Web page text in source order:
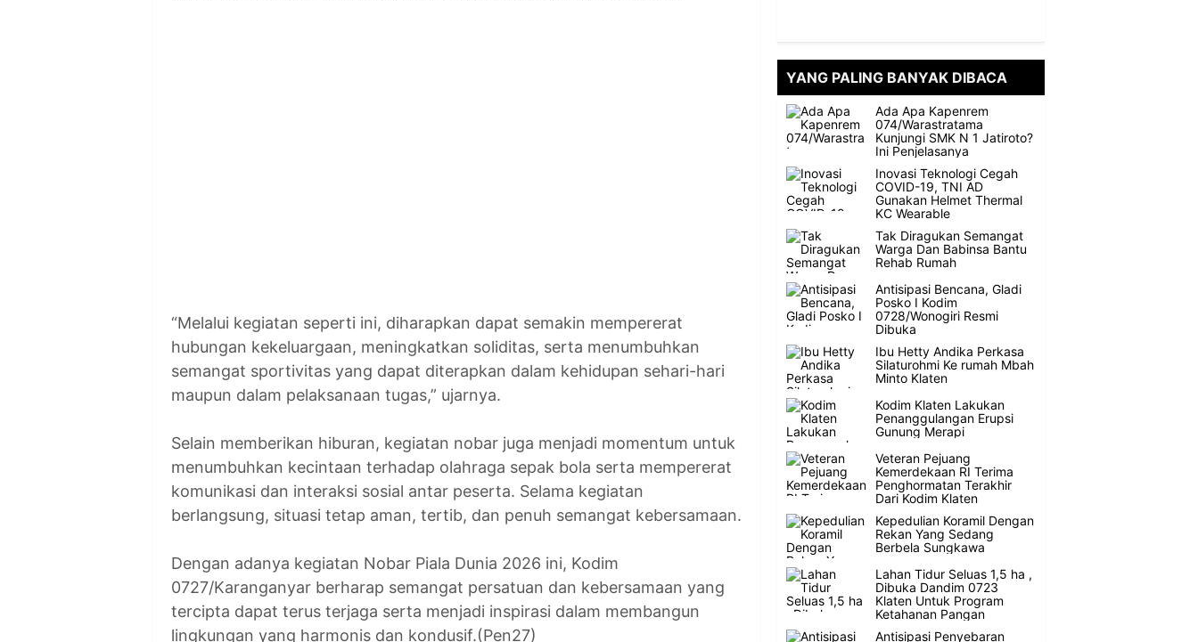
“Melalui kegiatan seperti ini, diharapkan dapat semakin mempererat
hubungan kekeluargaan, meningkatkan soliditas, serta menumbuhkan
semangat sportivitas yang dapat diterapkan dalam kehidupan sehari-hari
maupun dalam pelaksanaan tugas,” ujarnya.
Selain memberikan hiburan, kegiatan nobar juga menjadi momentum untuk
menumbuhkan kecintaan terhadap olahraga sepak bola serta mempererat
komunikasi dan interaksi sosial antar peserta. Selama kegiatan
berlangsung, situasi tetap aman, tertib, dan penuh semangat kebersamaan.
Dengan adanya kegiatan Nobar Piala Dunia 2026 ini, Kodim
0727/Karanganyar berharap semangat persatuan dan kebersamaan yang
tercipta dapat terus terjaga serta menjadi inspirasi dalam membangun
lingkungan yang harmonis dan kondusif.(Pen27)
YANG PALING BANYAK DIBACA
Ada Apa Kapenrem
074/Warastratama
Kunjungi SMK N 1 Jatiroto?
Ini Penjelasanya
Inovasi Teknologi Cegah
COVID-19, TNI AD
Gunakan Helmet Thermal
KC Wearable
Tak Diragukan Semangat
Warga Dan Babinsa Bantu
Rehab Rumah
Antisipasi Bencana, Gladi
Posko I Kodim
0728/Wonogiri Resmi
Dibuka
Ibu Hetty Andika Perkasa
Silaturohmi Ke rumah Mbah
Minto Klaten
Kodim Klaten Lakukan
Penanggulangan Erupsi
Gunung Merapi
Veteran Pejuang
Kemerdekaan RI Terima
Penghormatan Terakhir
Dari Kodim Klaten
Kepedulian Koramil Dengan
Rekan Yang Sedang
Berbela Sungkawa
Lahan Tidur Seluas 1,5 ha ,
Dibuka Dandim 0723
Klaten Untuk Program
Ketahanan Pangan
Antisipasi Penyebaran